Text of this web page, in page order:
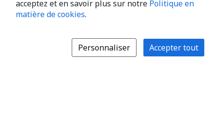
acceptez et en savoir plus sur notre Politique en
matière de cookies.
Personnaliser Accepter tout